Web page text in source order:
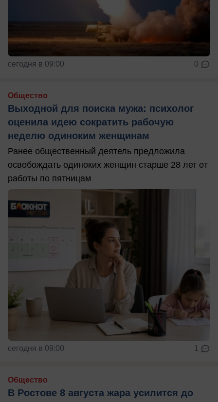
сегодня в 09:00 0
Общество
Выходной для поиска мужа: психолог
оценила идею сократить рабочую
неделю одиноким женщинам
Ранее общественный деятель предложила
освобождать одиноких женщин старше 28 лет от
работы по пятницам
сегодня в 09:00 1
Общество
В Ростове 8 августа жара усилится до